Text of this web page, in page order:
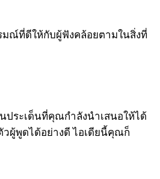
มณ์ที่ดีให้กับผู้ฟังคล้อยตามในสิ่งที่
ประเด็นที่คุณกำลังนำเสนอให้ได้
วผู้พูดได้อย่างดี ไอเดียนี้คุณก็